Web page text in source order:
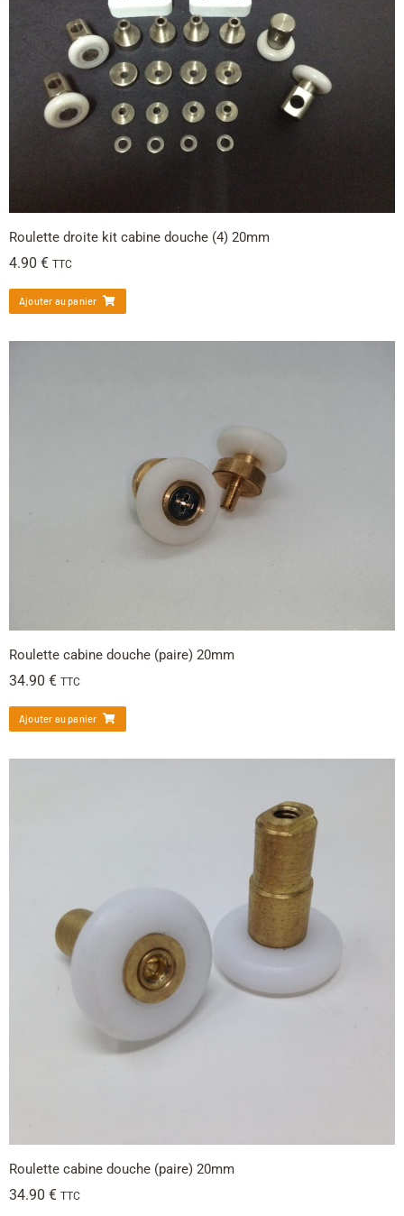
Roulette droite kit cabine douche (4) 20mm
4.90 € TTC
Ajouter au panier
Roulette cabine douche (paire) 20mm
34.90 € TTC
Ajouter au panier
Roulette cabine douche (paire) 20mm
34.90 € TTC